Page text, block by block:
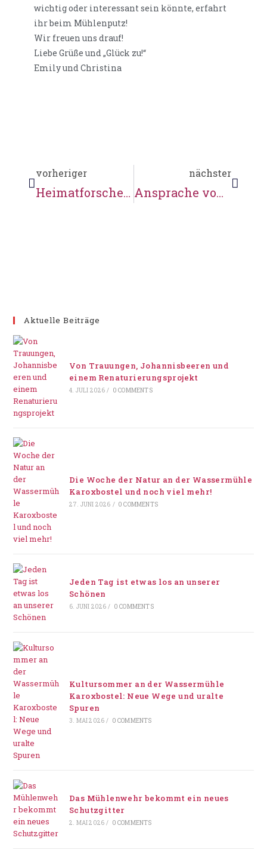
wichtig oder interessant sein könnte, erfahrt
ihr beim Mühlenputz!
Wir freuen uns drauf!
Liebe Grüße und „Glück zu!“
Emily und Christina
vorheriger
Heimatforscher in Karoxbostel
nächster
Ansprache von Landrat Rainer Rempe
Aktuelle Beiträge
Von Trauungen, Johannisbeeren und
einem Renaturierungsprojekt
4. JULI 2026 / 0 COMMENTS
Die Woche der Natur an der Wassermühle
Karoxbostel und noch viel mehr!
27. JUNI 2026 / 0 COMMENTS
Jeden Tag ist etwas los an unserer
Schönen
6. JUNI 2026 / 0 COMMENTS
Kultursommer an der Wassermühle
Karoxbostel: Neue Wege und uralte
Spuren
3. MAI 2026 / 0 COMMENTS
Das Mühlenwehr bekommt ein neues
Schutzgitter
2. MAI 2026 / 0 COMMENTS